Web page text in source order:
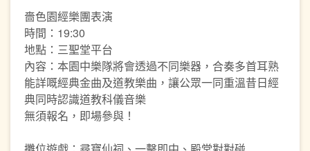
嗇色園經樂團表演
時間：19:30
地點：三聖堂平台
內容：本園中樂隊將會透過不同樂器，合奏多首耳熟
能詳嘅經典金曲及道教樂曲，讓公眾一同重溫昔日經
典同時認識道教科儀音樂
無須報名，即場參與！